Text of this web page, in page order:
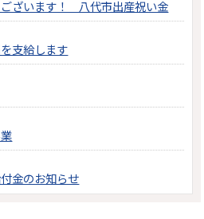
ざいます！ 八代市出産祝い金
支給します
金のお知らせ